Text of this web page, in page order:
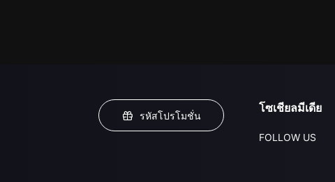
รหัสโปรโมชั่น
โซเชียลมีเดีย
FOLLOW US